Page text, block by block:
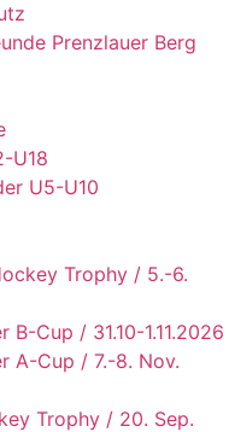
Prenzlauer Berg
U18
U5-U10
Trophy / 5.-6.
Cup / 31.10-1.11.2026
A-Cup / 7.-8. Nov.
Trophy / 20. Sep.